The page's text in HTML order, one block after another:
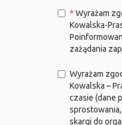
Wyrażam
Kowalska-
zażądania
Wyrażam
Kowalska –
czasie (dane
skargi do